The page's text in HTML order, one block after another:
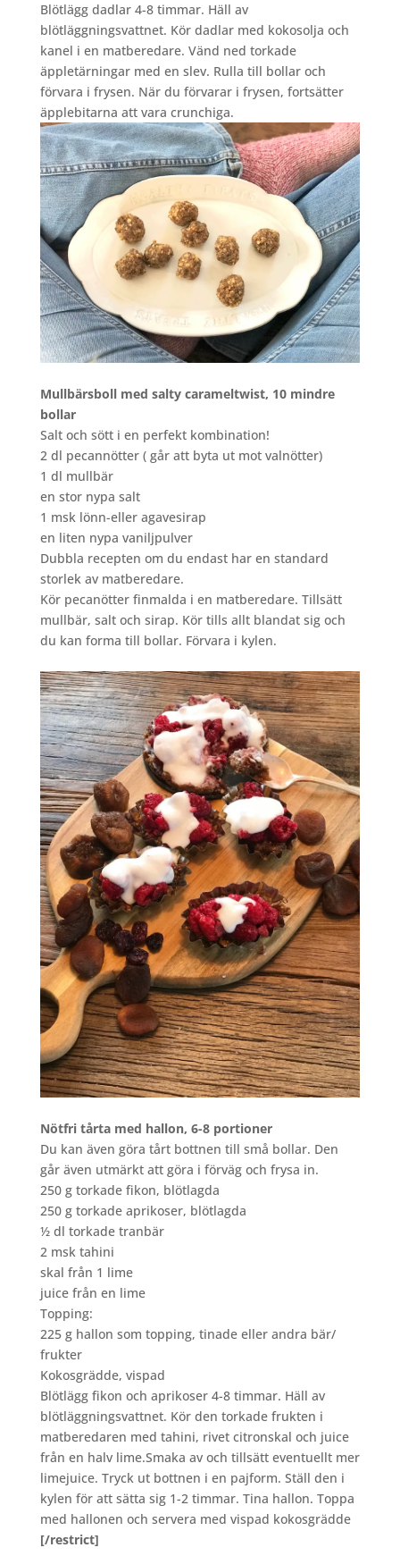
Blötlägg dadlar 4-8 timmar. Häll av
blötläggningsvattnet. Kör dadlar med kokosolja och
kanel i en matberedare. Vänd ned torkade
äppletärningar med en slev. Rulla till bollar och
förvara i frysen. När du förvarar i frysen, fortsätter
äpplebitarna att vara crunchiga.
Mullbärsboll med salty carameltwist, 10 mindre
bollar
Salt och sött i en perfekt kombination!
2 dl pecannötter ( går att byta ut mot valnötter)
1 dl mullbär
en stor nypa salt
1 msk lönn-eller agavesirap
en liten nypa vaniljpulver
Dubbla recepten om du endast har en standard
storlek av matberedare.
Kör pecanötter finmalda i en matberedare. Tillsätt
mullbär, salt och sirap. Kör tills allt blandat sig och
du kan forma till bollar. Förvara i kylen.
Nötfri tårta med hallon, 6-8 portioner
Du kan även göra tårt bottnen till små bollar. Den
går även utmärkt att göra i förväg och frysa in.
250 g torkade fikon, blötlagda
250 g torkade aprikoser, blötlagda
½ dl torkade tranbär
2 msk tahini
skal från 1 lime
juice från en lime
Topping:
225 g hallon som topping, tinade eller andra bär/
frukter
Kokosgrädde, vispad
Blötlägg fikon och aprikoser 4-8 timmar. Häll av
blötläggningsvattnet. Kör den torkade frukten i
matberedaren med tahini, rivet citronskal och juice
från en halv lime.Smaka av och tillsätt eventuellt mer
limejuice. Tryck ut bottnen i en pajform. Ställ den i
kylen för att sätta sig 1-2 timmar. Tina hallon. Toppa
med hallonen och servera med vispad kokosgrädde
[/restrict]